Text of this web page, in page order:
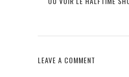
LEAVE A COMMENT